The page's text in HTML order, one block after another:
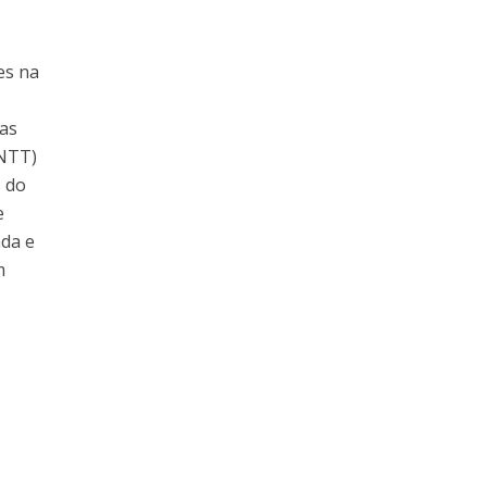
na
do
e